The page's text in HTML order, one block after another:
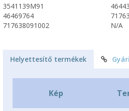
3541139M91
46469764
717638091002
N/A
Helyettesítő termékek
Kép